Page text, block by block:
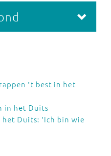
't best in het
in het Duits
Duits: 'Ich bin wie